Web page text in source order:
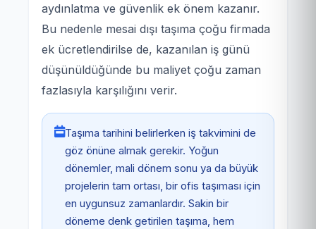
aydınlatma ve güvenlik ek önem kazanır.
Bu nedenle mesai dışı taşıma çoğu firmada
ek ücretlendirilse de, kazanılan iş günü
düşünüldüğünde bu maliyet çoğu zaman
fazlasıyla karşılığını verir.
Taşıma tarihini belirlerken iş takvimini de
göz önüne almak gerekir. Yoğun
dönemler, mali dönem sonu ya da büyük
projelerin tam ortası, bir ofis taşıması için
en uygunsuz zamanlardır. Sakin bir
döneme denk getirilen taşıma, hem